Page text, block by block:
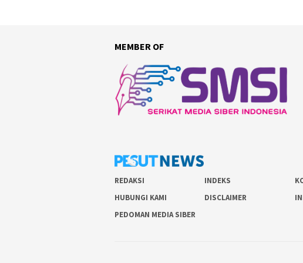
MEMBER OF
REDAKSI INDEKS
HUBUNGI KAMI
DISCLAIMER
PEDOMAN MEDIA SIBER